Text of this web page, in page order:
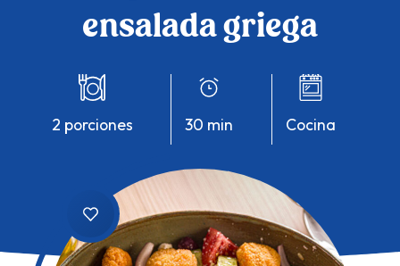
ensalada griega
2 porciones 30 min cocina